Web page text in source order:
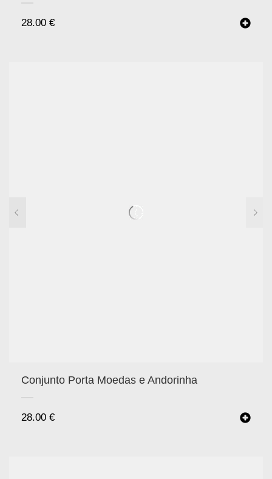
28.00 €
Conjunto Porta Moedas e Andorinha
28.00 €